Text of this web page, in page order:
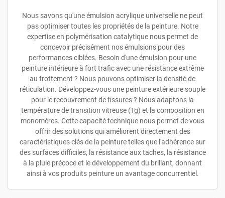
Nous savons qu'une émulsion acrylique universelle ne peut
pas optimiser toutes les propriétés de la peinture. Notre
expertise en polymérisation catalytique nous permet de
concevoir précisément nos émulsions pour des
performances ciblées. Besoin d'une émulsion pour une
peinture intérieure à fort trafic avec une résistance extrême
au frottement ? Nous pouvons optimiser la densité de
réticulation. Développez-vous une peinture extérieure souple
pour le recouvrement de fissures ? Nous adaptons la
température de transition vitreuse (Tg) et la composition en
monomères. Cette capacité technique nous permet de vous
offrir des solutions qui améliorent directement des
caractéristiques clés de la peinture telles que l'adhérence sur
des surfaces difficiles, la résistance aux taches, la résistance
à la pluie précoce et le développement du brillant, donnant
ainsi à vos produits peinture un avantage concurrentiel.